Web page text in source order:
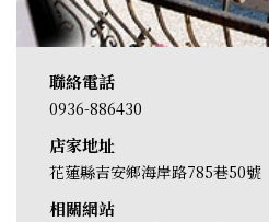
聯絡電話
0936-886430
店家地址
花蓮縣吉安鄉海岸路785巷50號
相關網站